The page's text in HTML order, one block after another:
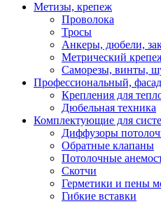
Метизы, крепеж
Проволока
Тросы
Анкеры, дюбели,
Метрический
Саморезы, винты,
Профессиональный,
Крепления для
Дюбельная техника
Комплектующие для
Диффузоры
Обратные клапаны
Потолочные
Скотчи
Герметики и пены
Гибкие вставки